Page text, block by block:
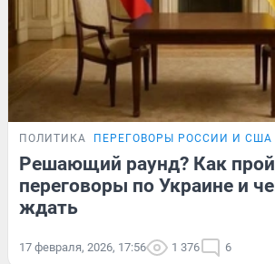
ПОЛИТИКА ПЕРЕГОВОРЫ РОССИИ И США
Решающий раунд? Как
переговоры по Украине и
ждать
17 февраля, 2026, 17:56 1 376 6